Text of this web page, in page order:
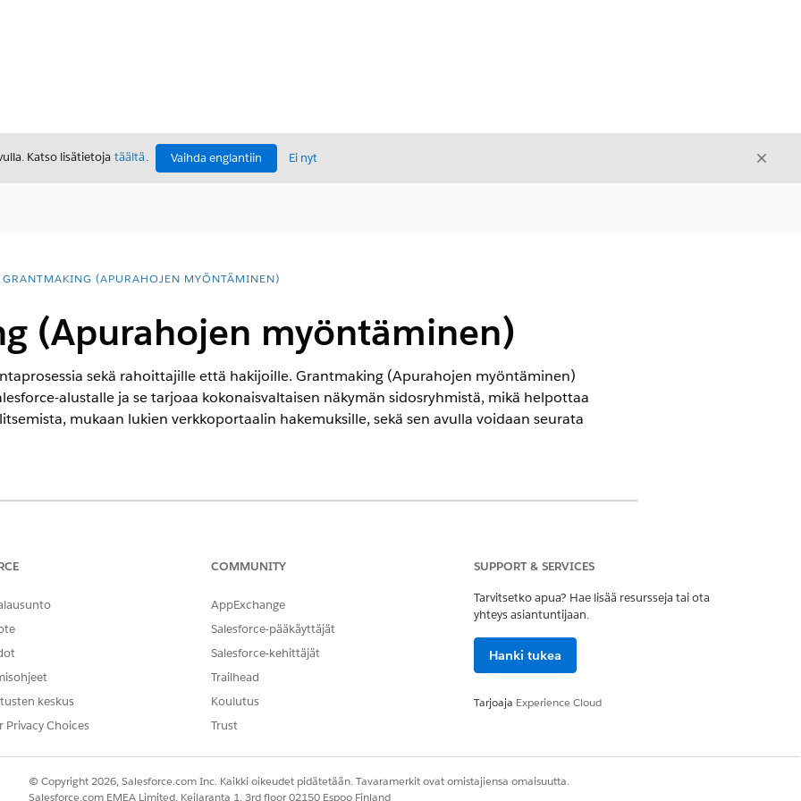
Katso lisätietoja täältä. Vaihda englantiin Ei nyt Sulje
GRANTMAKING (APURAHOJEN MYÖNTÄMINEN)
(Apurahojen myöntäminen)
sekä rahoittajille että hakijoille. Grantmaking (Apurahojen myöntäminen)
alustalle ja se tarjoaa kokonaisvaltaisen näkymän sidosryhmistä, mikä helpottaa
mukaan lukien verkkoportaalin hakemuksille, sekä sen avulla voidaan seurata
‑ominaisuuden esittely
-sovellusalustaa osallistumaan apurahojen hakijoihin ja hallitsemaan apurahojen täyttä elinkaarta
‐ominaisuuden avulla.
myöntäminen) ‑ominaisuus käyttöön Salesforce-organisaatiossasi antaaksesi käyttäjille käyttöoikeuden
‑ominaisuuksiin, ja määritä lisäominaisuuksia, kuten Experience Cloud -sivusto,
keskus
Privacy Choices
COMMUNITY
AppExchange
Salesforce-pääkäyttäjät
Salesforce-kehittäjät
Trailhead
Koulutus
Trust
SUPPORT & SERVICES
Tarvitsetko apua? Hae lisää resursseja tai ota
yhteys asiantuntijaan.
Hanki tukea
Tarjoaja Experience Cloud
© Copyright 2026, Salesforce.com Inc. Kaikki oikeudet pidätetään. Tavaramerkit ovat omistajiensa omaisuutta.
Salesforce.com EMEA Limited, Keilaranta 1, 3rd floor 02150 Espoo Finland